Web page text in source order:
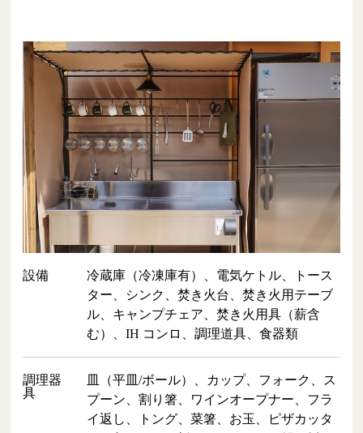
設備
冷蔵庫（冷凍庫有）、電気ケトル、トース
ター、シンク、焚き火台、焚き火用テーブ
ル、キャンプチェア、焚き火用具（薪含
む）、IH コンロ、調理道具、食器類
調理器
具
皿（平皿/ボール）、カップ、フォーク、ス
プーン、割り箸、ワインオープナー、フラ
イ返し、トング、菜箸、お玉、ピザカッタ